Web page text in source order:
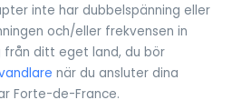
inte har dubbelspänning eller
och/eller frekvensen in
från ditt eget land, du bör
när du ansluter dina
Forte-de-France.